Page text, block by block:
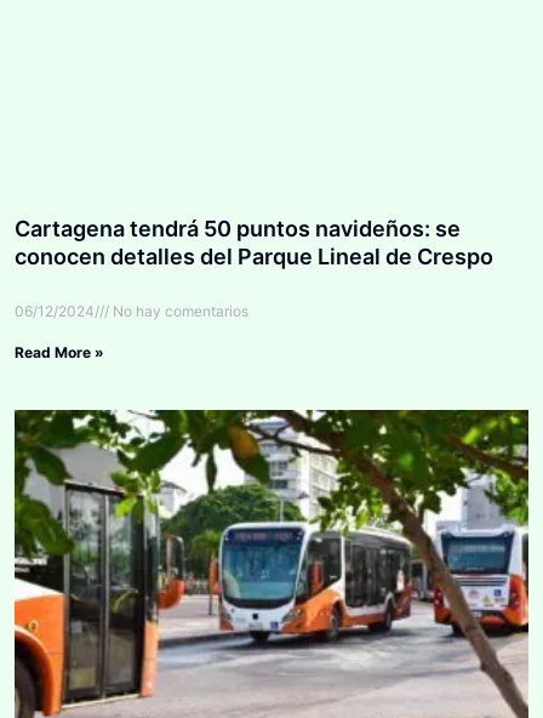
Cartagena tendrá 50 puntos navideños: se
conocen detalles del Parque Lineal de Crespo
06/12/2024 No hay comentarios
Read More »